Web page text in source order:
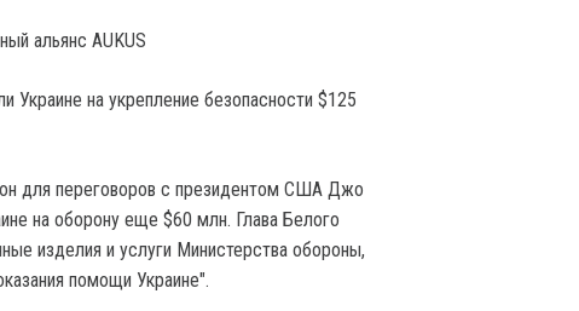
альянс AUKUS
на укрепление безопасности $125
для переговоров с президентом США Джо
на оборону еще $60 млн. Глава Белого
изделия и услуги Министерства обороны,
помощи Украине".